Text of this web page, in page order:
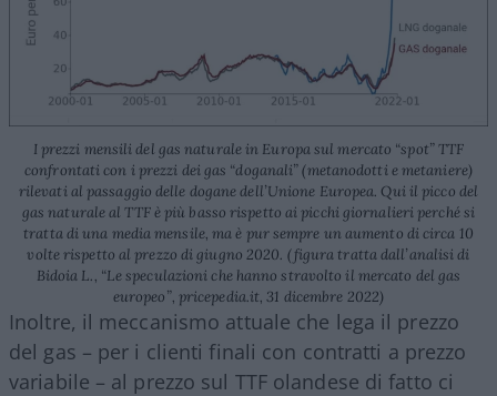
I prezzi mensili del gas naturale in Europa sul mercato “spot” TTF
confrontati con i prezzi dei gas “doganali” (metanodotti e metaniere)
rilevati al passaggio delle dogane dell’Unione Europea. Qui il picco del
gas naturale al TTF è più basso rispetto ai picchi giornalieri perché si
tratta di una media mensile, ma è pur sempre un aumento di circa 10
volte rispetto al prezzo di giugno 2020. (figura tratta dall’analisi di
Bidoia L., “Le speculazioni che hanno stravolto il mercato del gas
europeo”, pricepedia.it, 31 dicembre 2022)
Inoltre, il meccanismo attuale che lega il prezzo
del gas – per i clienti finali con contratti a prezzo
variabile – al prezzo sul TTF olandese di fatto ci